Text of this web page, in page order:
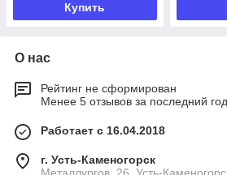
Купить
О нас
Рейтинг не сформирован
Менее 5 отзывов за последний год
Работает с 16.04.2018
г. Усть-Каменогорск